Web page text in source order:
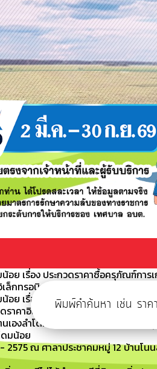
อย เรื่อง ประกวดราคาซื้อครุภัณฑ์กา
ล็กทรอนิกส์ (e-bidding)
อย เรื่อง ประกวศราคากลางซื้อครุภัณ
ราคาอิเล็กทรอนิกส์ (e-bidding)
องลำโดมน้อย ที่ 263/2569 เรื่อง อนุ
ดมน้อย
ณ ศาลาประชาคมหมู่ 12 บ้านโน